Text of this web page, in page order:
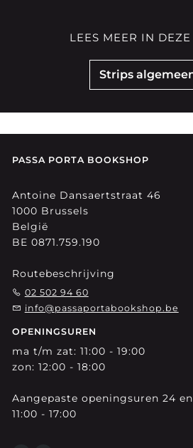
Strips
LEES MEER IN
PASSA PORTA BOOKSHOP
Antoine Dansaertstraat 46
1000 Brussels
België
BE 0871.759.190
Routebeschrijving
02 502 94 60
info@passaportabookshop.be
OPENINGSUREN
ma t/m zat: 11:00 - 19:00
zon: 12:00 - 18:00
Aangepaste openingsuren 24
11:00 - 17:00